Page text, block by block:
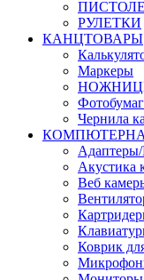
РУЛЕТКИ
КАНЦТОВАРЫ
Маркеры
Чернила
Акустика
Веб
Коврик